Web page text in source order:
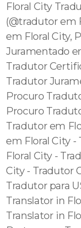
Floral City
(@tradutor em
em Floral City,
Juramentado
Tradutor
Tradutor
Procuro
Procuro
Tradutor em
em Floral City
Floral City -
City - Tradutor
Tradutor para
Translator in
Translator in